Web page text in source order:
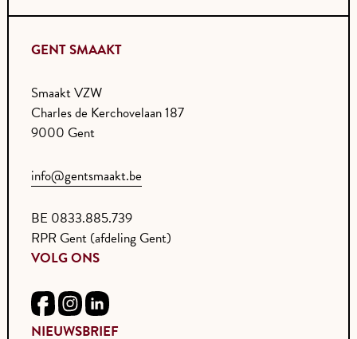
GENT SMAAKT
Smaakt VZW
Charles de Kerchovelaan 187
9000 Gent
info@gentsmaakt.be
BE 0833.885.739
RPR Gent (afdeling Gent)
VOLG ONS
NIEUWSBRIEF